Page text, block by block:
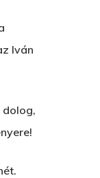
Iván
dolog,